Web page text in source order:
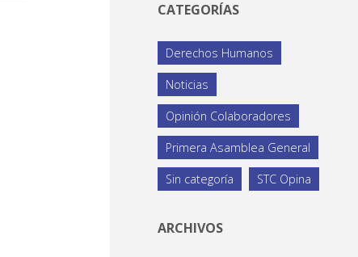
CATEGORÍAS
Derechos Humanos
Noticias
Opinión Colaboradores
Primera Asamblea General
Sin categoría STC Opina
ARCHIVOS